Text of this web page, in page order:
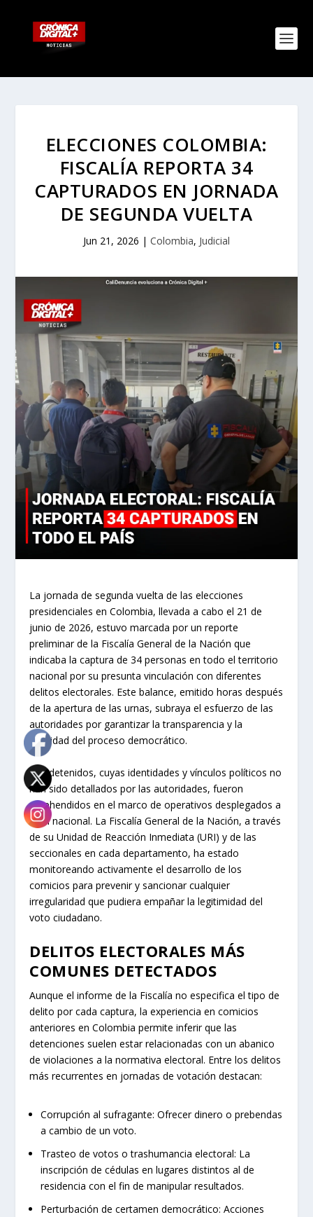
ELECCIONES COLOMBIA:
FISCALÍA REPORTA 34
CAPTURADOS EN JORNADA
DE SEGUNDA VUELTA
Jun 21, 2026 | Colombia, Judicial
La jornada de segunda vuelta de las elecciones
presidenciales en Colombia, llevada a cabo el 21 de
junio de 2026, estuvo marcada por un reporte
preliminar de la Fiscalía General de la Nación que
indicaba la captura de 34 personas en todo el territorio
nacional por su presunta vinculación con diferentes
delitos electorales. Este balance, emitido horas después
de la apertura de las urnas, subraya el esfuerzo de las
autoridades por garantizar la transparencia y la
legalidad del proceso democrático.
Los detenidos, cuyas identidades y vínculos políticos no
han sido detallados por las autoridades, fueron
aprehendidos en el marco de operativos desplegados a
nivel nacional. La Fiscalía General de la Nación, a través
de su Unidad de Reacción Inmediata (URI) y de las
seccionales en cada departamento, ha estado
monitoreando activamente el desarrollo de los
comicios para prevenir y sancionar cualquier
irregularidad que pudiera empañar la legitimidad del
voto ciudadano.
DELITOS ELECTORALES MÁS
COMUNES DETECTADOS
Aunque el informe de la Fiscalía no especifica el tipo de
delito por cada captura, la experiencia en comicios
anteriores en Colombia permite inferir que las
detenciones suelen estar relacionadas con un abanico
de violaciones a la normativa electoral. Entre los delitos
más recurrentes en jornadas de votación destacan:
Corrupción al sufragante: Ofrecer dinero o prebendas
a cambio de un voto.
Trasteo de votos o trashumancia electoral: La
inscripción de cédulas en lugares distintos al de
residencia con el fin de manipular resultados.
Perturbación de certamen democrático: Acciones